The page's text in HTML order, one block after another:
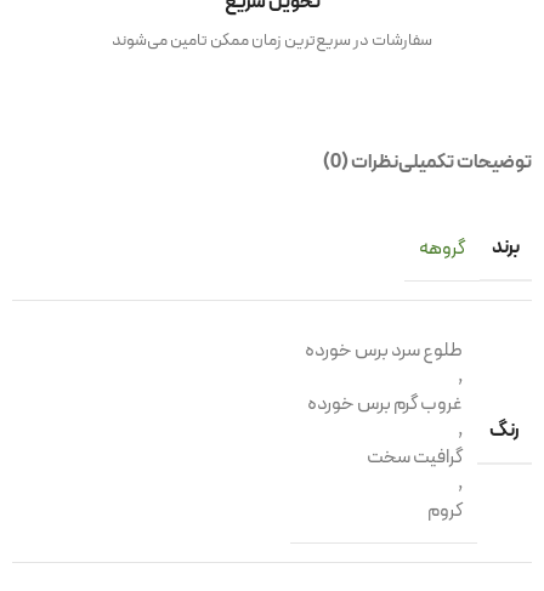
سفارشات در سریع‌ترین زمان ممکن تامین می‌شوند
توضیحات تکمیلینظرات (0)
برند گروهه
رنگ
طلوع سرد برس خورده
,
غروب گرم برس خورده
,
گرافیت سخت
,
کروم